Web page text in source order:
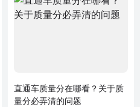
直通车质量分在哪看？关于质
量分必弄清的问题